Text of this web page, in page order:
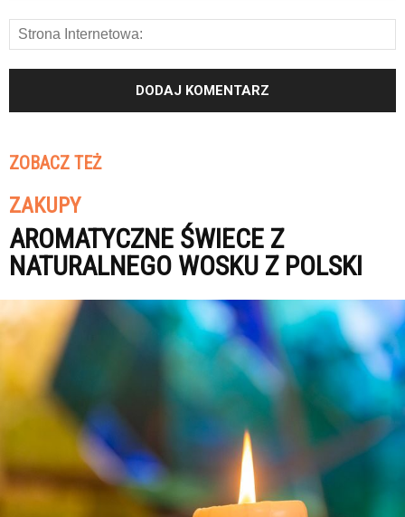
ZOBACZ TEŻ
ZAKUPY
AROMATYCZNE ŚWIECE Z
NATURALNEGO WOSKU Z POLSKI